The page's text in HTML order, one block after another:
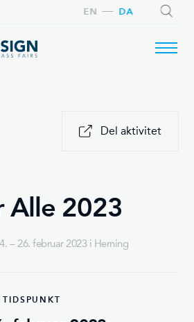
DA
EN
Alle 2023
– 26. februar 2023 i Herning
Del aktivitet
TIDSPUNKT